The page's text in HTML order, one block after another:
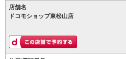
店舗名
ドコモショップ東松山店